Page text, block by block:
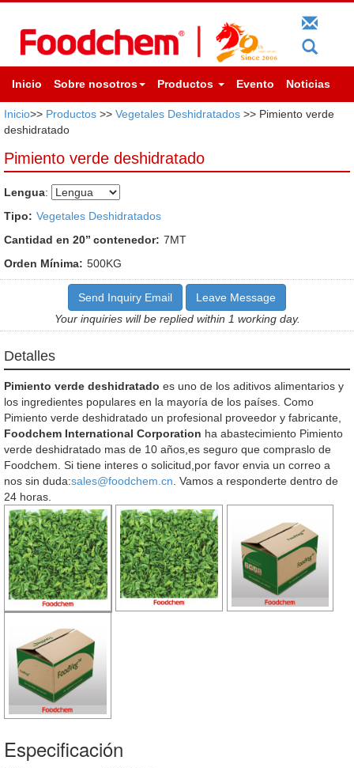
Inicio Sobre nosotros Productos Evento Noticias
Inicio>> Productos >> Vegetales Deshidratados >> Pimiento verde
deshidratado
Pimiento verde deshidratado
Lengua:
Tipo: Vegetales Deshidratados
Cantidad en 20’’ contenedor: 7MT
Orden Mínima: 500KG
Send Inquiry Email
Leave Message
Your inquiries will be replied within 1 working day.
Detalles
Pimiento verde deshidratado es uno de los aditivos alimentarios y
los ingredientes populares en la mayoría de los países. Como
Pimiento verde deshidratado un profesional proveedor y fabricante,
Foodchem International Corporation ha abastecimiento Pimiento
verde deshidratado mas de 10 años,es seguro que compraslo de
Foodchem. Si tiene interes o solicitud,por favor envia un correo a
nos sin duda:sales@foodchem.cn . Vamos a responderte dentro de
24 horas.
Especificación